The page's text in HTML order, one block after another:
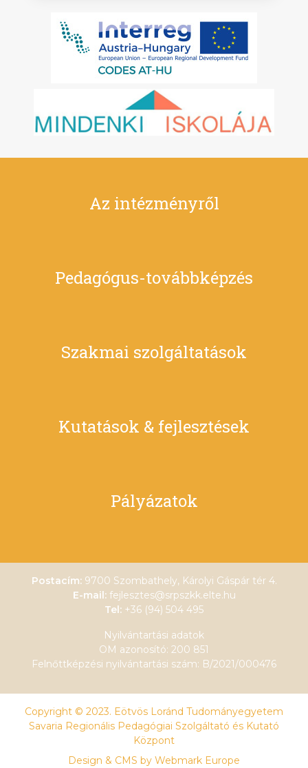
Az intézményről
Pedagógus-továbbképzés
Szakmai szolgáltatások
Kutatások & fejlesztések
Pályázatok
Postacím: 9700 Szombathely, Károlyi Gáspár tér 4.
E-mail: fejlesztes@srpszkk.elte.hu
Tel: +36 (94) 504 495
Nyilvántartási adatok
OM azonosító: 200 851
Felnőttképzési nyilvántartási szám: B/2021/000476
Copyright © 2023. Eötvös Loránd Tudományegyetem
Savaria Regionális Pedagógiai Szolgáltató és Kutató
Központ
Design & CMS by Webmark Europe